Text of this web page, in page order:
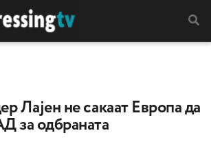
Лајен не сакаат Европа да
за одбраната